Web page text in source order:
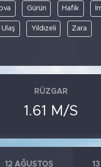
Gürün Hafik
Ulaş Yıldızeli Zara
RÜZGAR
1.61 M/S
12 AĞUSTOS